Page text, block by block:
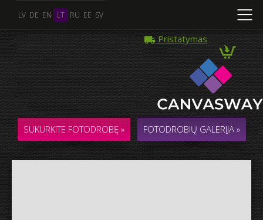
LV DE EN LT RU EE SV
Pristatymas
SUKURKITE FOTODROBĘ » FOTODROBIŲ GALERIJA »
Kelios Nuotraukos
KOLIAŽAS / KOMPOZICIJA iš kelių Nuotraukų